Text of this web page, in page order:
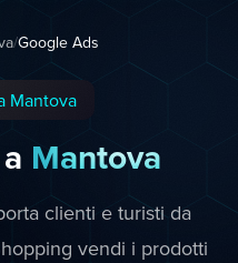
/Google Ads
Mantova
Mantova
clienti e turisti da
vendi i prodotti